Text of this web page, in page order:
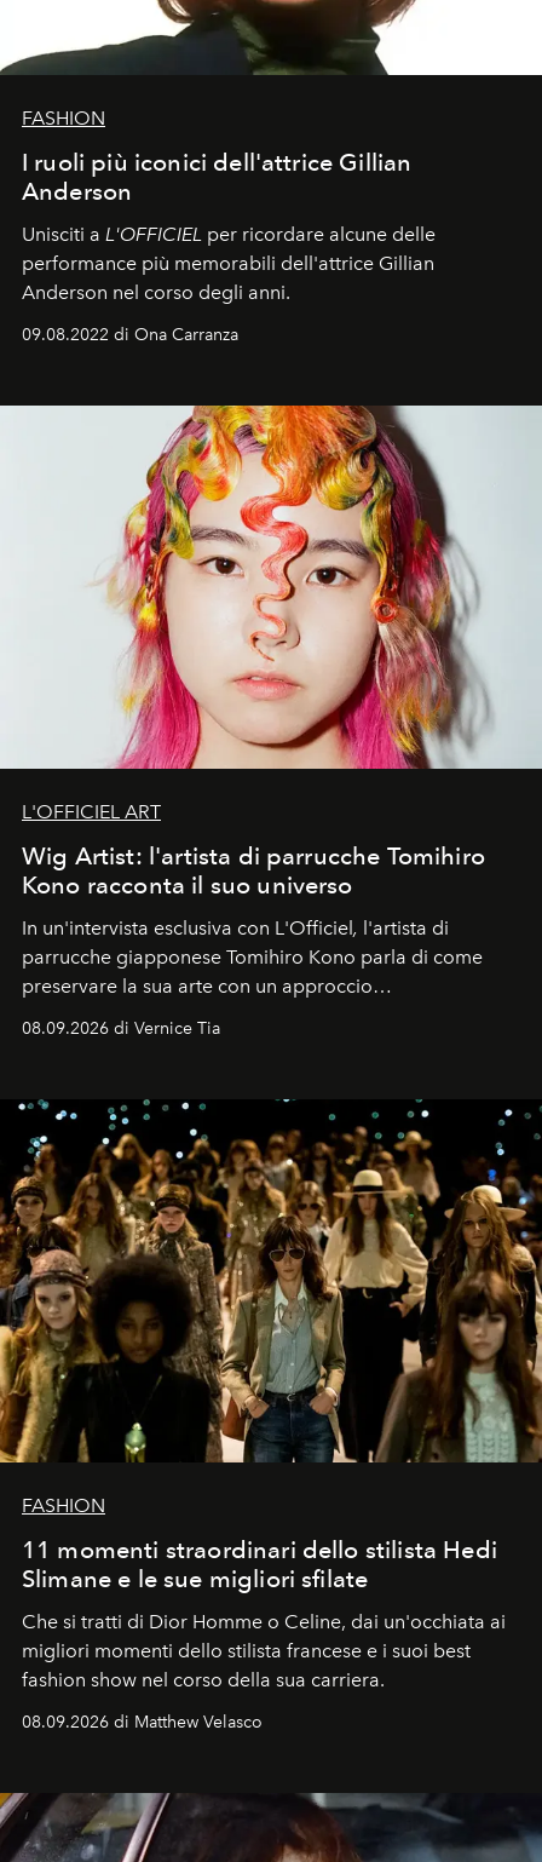
FASHION
I ruoli più iconici dell'attrice Gillian
Anderson
Unisciti a L'OFFICIEL per ricordare alcune delle
performance più memorabili dell'attrice Gillian
Anderson nel corso degli anni.
09.08.2022 di Ona Carranza
L'OFFICIEL ART
Wig Artist: l'artista di parrucche Tomihiro
Kono racconta il suo universo
In un'intervista esclusiva con L'Officiel , l'artista di
parrucche giapponese Tomihiro Kono parla di come
preservare la sua arte con un approccio
contemporaneo.
08.09.2026 di Vernice Tia
FASHION
11 momenti straordinari dello stilista Hedi
Slimane e le sue migliori sfilate
Che si tratti di Dior Homme o Celine, dai un'occhiata ai
migliori momenti dello stilista francese e i suoi best
fashion show nel corso della sua carriera.
08.09.2026 di Matthew Velasco